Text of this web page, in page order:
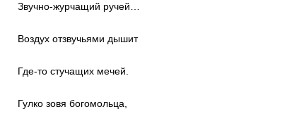
Звучно-журчащий ручей…
Воздух отзвучьями дышит
Где-то стучащих мечей.
Гулко зовя богомольца,